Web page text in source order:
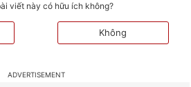
viết này có hữu ích không?
Không